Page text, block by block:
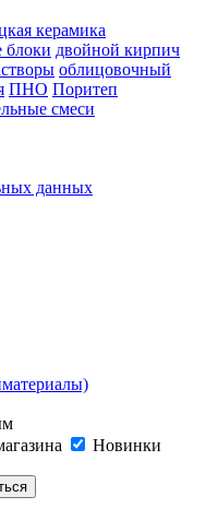
керамика
блоки двойной кирпич
облицовочный
ПНО Поритеп
смеси
данных
Новинки